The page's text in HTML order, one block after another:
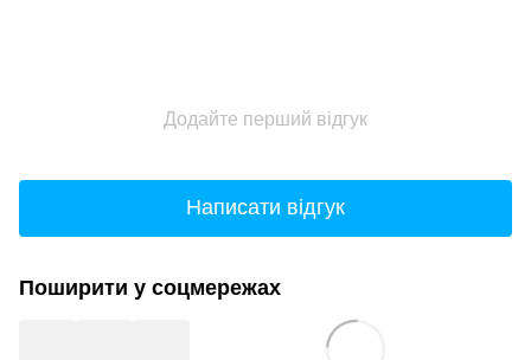
Додайте перший відгук
Написати відгук
Поширити у соцмережах